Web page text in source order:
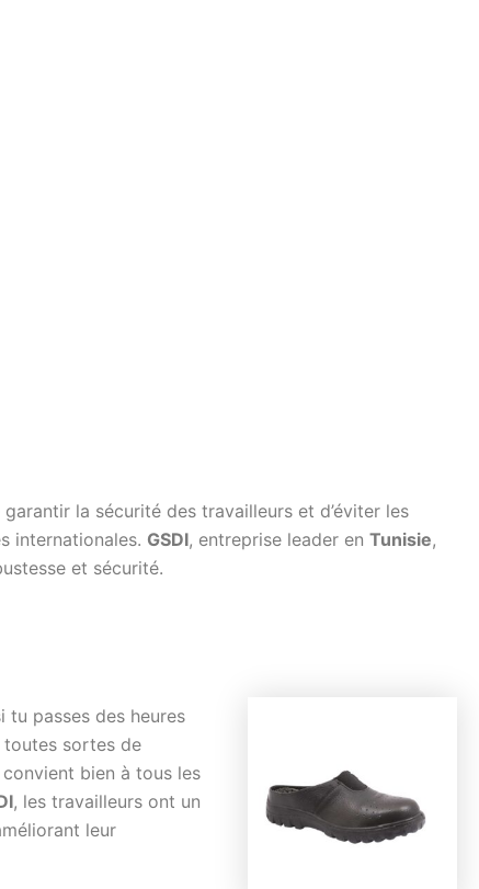
la sécurité des travailleurs et d’éviter les
internationales. GSDI, entreprise leader en Tunisie,
et sécurité.
passes des heures
toutes sortes de
bien à tous les
, les travailleurs ont un
leur